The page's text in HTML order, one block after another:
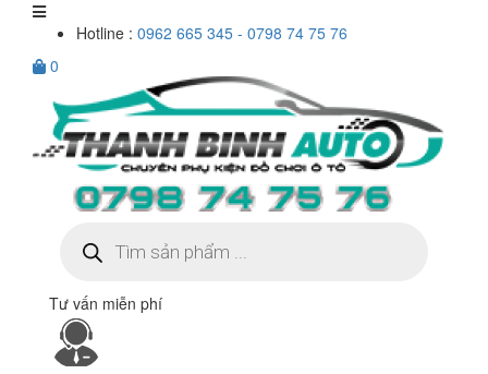
Hotline : 0962 665 345 - 0798 74 75 76
0
kiếm
sản
Tư vấn miễn phí